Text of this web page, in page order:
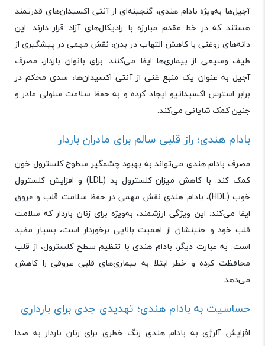
آجیل‌ها به‌ویژه بادام هندی، گنجینه‌ای از آنتی ‌اکسیدان‌های قدرتمند
هستند که در خط مقدم مبارزه با رادیکال‌های آزاد قرار دارند. این
دانه‌های روغنی با کاهش التهاب در بدن، نقش مهمی در پیشگیری از
طیف وسیعی از بیماری‌ها ایفا می‌کنند. برای بانوان باردار، مصرف
آجیل به عنوان یک منبع غنی از آنتی ‌اکسیدان‌ها، سدی محکم در
برابر استرس اکسیداتیو ایجاد کرده و به حفظ سلامت سلولی مادر و
جنین کمک شایانی می‌کند.
بادام هندی؛ راز قلبی سالم برای مادران باردار
مصرف بادام هندی می‌تواند به بهبود چشمگیر سطوح کلسترول خون
کمک کند. با کاهش میزان کلسترول بد (LDL) و افزایش کلسترول
خوب (HDL)، بادام هندی نقش مهمی در حفظ سلامت قلب و عروق
ایفا می‌کند. این ویژگی ارزشمند، به‌ویژه برای زنان باردار که سلامت
قلب خود و جنینشان از اهمیت بالایی برخوردار است، بسیار مفید
است. به عبارت دیگر، بادام هندی با تنظیم سطح کلسترول، از قلب
محافظت کرده و خطر ابتلا به بیماری‌های قلبی عروقی را کاهش
می‌دهد.
حساسیت به بادام هندی؛ تهدیدی جدی برای بارداری
افزایش آلرژی به بادام هندی زنگ خطری برای زنان باردار به صدا